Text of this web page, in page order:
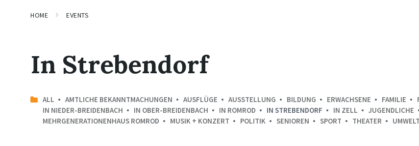
HOME EVENTS
In Strebendorf
ALL AMTLICHE BEKANNTMACHUNGEN AUSFLÜGE AUSSTELLUNG BILDUNG ERWACHSENE FAMILIE
IN NIEDER-BREIDENBACH
IN OBER-BREIDENBACH IN ROMROD IN STREBENDORF IN ZELL JUGENDLICHE
MEHRGENERATIONENHAUS ROMROD
MUSIK + KONZERT POLITIK SENIOREN SPORT THEATER UMWELT